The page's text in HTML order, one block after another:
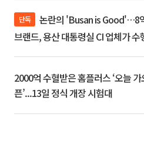
단독
브랜드, 용산 대통령실 CI 업체가 수
2000억 수혈받은 홈플러스 ‘오늘 가
픈’...13일 정식 개장 시험대